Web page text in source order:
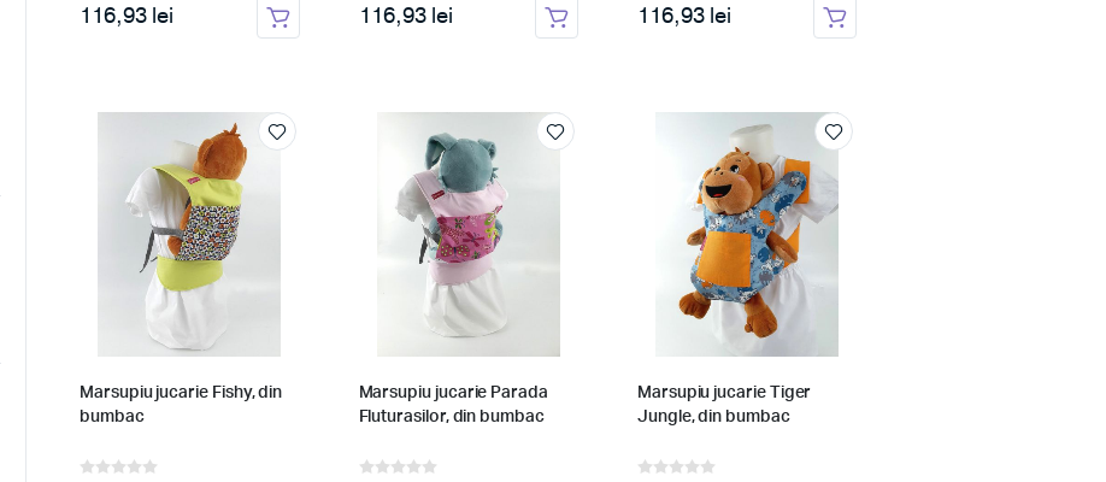
116,93 lei 116,93 lei 116,93 lei
Marsupiu jucarie Fishy, din
bumbac
Marsupiu jucarie Parada
Fluturasilor, din bumbac
Marsupiu jucarie Tiger
Jungle, din bumbac